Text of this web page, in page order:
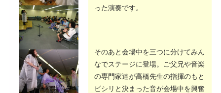
った演奏です。
そのあと会場中を三つに分けてみん
なでステージに登場。ご父兄や音楽
の専門家達が高橋先生の指揮のもと
ビシリと決まった音が会場中を興奮